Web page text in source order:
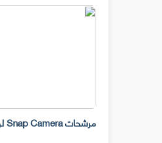
مرشحات Snap Camera لن تعمل على أجهزة Mac وأجهزة سطح المكتب ابتداء من 25 يناير